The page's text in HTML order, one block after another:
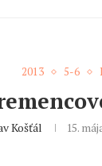
2013 5-6
Košťál 15.